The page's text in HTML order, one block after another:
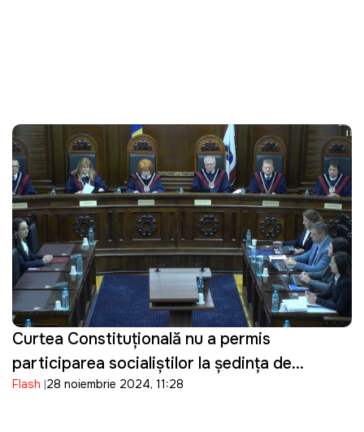
Curtea Constituțională nu a permis
participarea socialiștilor la ședința de
validare a rezultatelor alegerilor prezidențiale
Flash 28 noiembrie 2024, 11:28